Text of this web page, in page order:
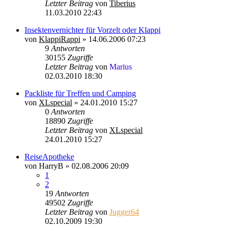
Letzter Beitrag von Tiberius
11.03.2010 22:43
Insektenvernichter für Vorzelt oder Klappi
von KlappiRappi » 14.06.2006 07:23
9 Antworten
30155 Zugriffe
Letzter Beitrag von Marius
02.03.2010 18:30
Packliste für Treffen und Camping
von XLspecial » 24.01.2010 15:27
0 Antworten
18890 Zugriffe
Letzter Beitrag von XLspecial
24.01.2010 15:27
ReiseApotheke
von HarryB » 02.08.2006 20:09
1
2
19 Antworten
49502 Zugriffe
Letzter Beitrag von Jugger64
02.10.2009 19:30